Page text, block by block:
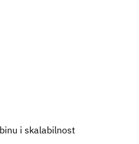
i skalabilnost